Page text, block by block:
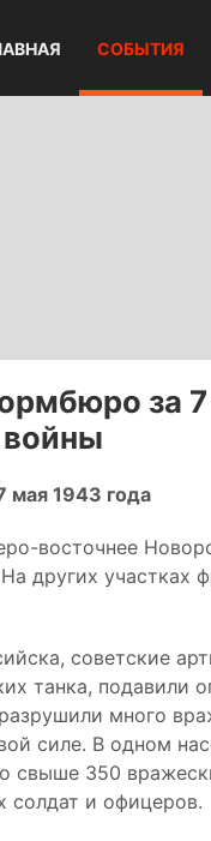
СОБЫТИЯ
за
войны
1943 года
восточнее
других участках
советские
танка, подавили
много
силе. В одном
свыше 350
солдат и офицеров.